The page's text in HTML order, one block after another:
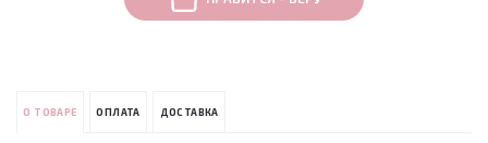
О ТОВАРЕ ОПЛАТА ДОСТАВКА